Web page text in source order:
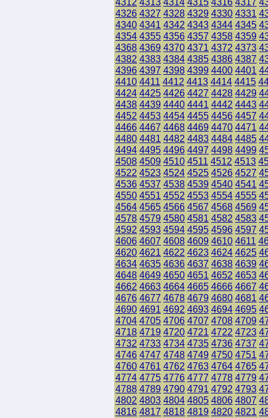
4326 4327 4328 4329 4330 4331
4340 4341 4342 4343 4344 4345
4354 4355 4356 4357 4358 4359
4368 4369 4370 4371 4372 4373
4382 4383 4384 4385 4386 4387
4396 4397 4398 4399 4400 4401
4410 4411 4412 4413 4414 4415
4424 4425 4426 4427 4428 4429
4438 4439 4440 4441 4442 4443
4452 4453 4454 4455 4456 4457
4466 4467 4468 4469 4470 4471
4480 4481 4482 4483 4484 4485
4494 4495 4496 4497 4498 4499
4508 4509 4510 4511 4512 4513
4522 4523 4524 4525 4526 4527
4536 4537 4538 4539 4540 4541
4550 4551 4552 4553 4554 4555
4564 4565 4566 4567 4568 4569
4578 4579 4580 4581 4582 4583
4592 4593 4594 4595 4596 4597
4606 4607 4608 4609 4610 4611
4620 4621 4622 4623 4624 4625
4634 4635 4636 4637 4638 4639
4648 4649 4650 4651 4652 4653
4662 4663 4664 4665 4666 4667
4676 4677 4678 4679 4680 4681
4690 4691 4692 4693 4694 4695
4704 4705 4706 4707 4708 4709
4718 4719 4720 4721 4722 4723
4732 4733 4734 4735 4736 4737
4746 4747 4748 4749 4750 4751
4760 4761 4762 4763 4764 4765
4774 4775 4776 4777 4778 4779
4788 4789 4790 4791 4792 4793
4802 4803 4804 4805 4806 4807
4816 4817 4818 4819 4820 4821